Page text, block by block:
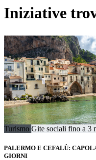
Iniziative
Turismo Gite sociali fino a 3
PALERMO E CEFALÙ:
GIORNI